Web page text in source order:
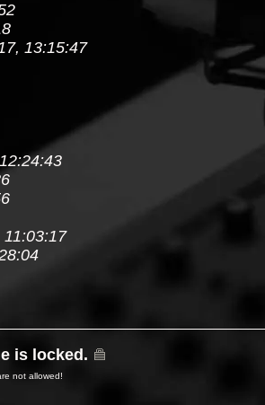
13:15:47
is locked.
not allowed!